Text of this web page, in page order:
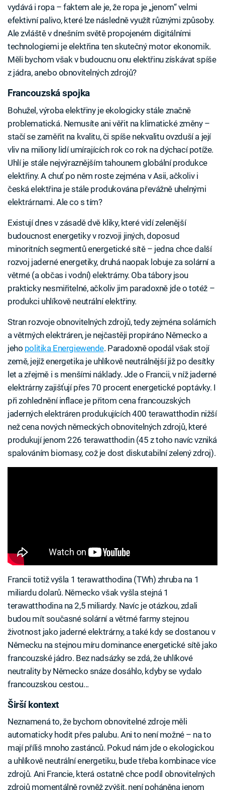
vydává i ropa – faktem ale je, že ropa je „jenom“ velmi
efektivní palivo, které lze následně využít různými způsoby.
Ale zvláště v dnešním světě propojeném digitálními
technologiemi je elektřina ten skutečný motor ekonomik.
Měli bychom však v budoucnu onu elektřinu získávat spíše
z jádra, anebo obnovitelných zdrojů?
Francouzská spojka
Bohužel, výroba elektřiny je ekologicky stále značně
problematická. Nemusíte ani věřit na klimatické změny –
stačí se zaměřit na kvalitu, či spíše nekvalitu ovzduší a její
vliv na miliony lidí umírajících rok co rok na dýchací potíže.
Uhlí je stále nejvýraznějším tahounem globální produkce
elektřiny. A chuť po něm roste zejména v Asii, ačkoliv i
česká elektřina je stále produkována převážně uhelnými
elektrárnami. Ale co s tím?
Existují dnes v zásadě dvě kliky, které vidí zelenější
budoucnost energetiky v rozvoji jiných, doposud
minoritních segmentů energetické sítě – jedna chce další
rozvoj jaderné energetiky, druhá naopak lobuje za solární a
větrné (a občas i vodní) elektrárny. Oba tábory jsou
prakticky nesmiřitelné, ačkoliv jim paradoxně jde o totéž –
produkci uhlíkově neutrální elektřiny.
Stran rozvoje obnovitelných zdrojů, tedy zejména solárních
a větrných elektráren, je nejčastěji propíráno Německo a
jeho politika Energiewende. Paradoxně opodál však stojí
země, jejíž energetika je uhlíkově neutrálnější již po desítky
let a zřejmě i s menšími náklady. Jde o Francii, v níž jaderné
elektrárny zajišťují přes 70 procent energetické poptávky. I
při zohlednění inflace je přitom cena francouzských
jaderných elektráren produkujících 400 terawatthodin nižší
než cena nových německých obnovitelných zdrojů, které
produkují jenom 226 terawatthodin (45 z toho navíc vzniká
spalováním biomasy, což je dost diskutabilní zelený zdroj).
Francii totiž vyšla 1 terawatthodina (TWh) zhruba na 1
miliardu dolarů. Německo však vyšla stejná 1
terawatthodina na 2,5 miliardy. Navíc je otázkou, zdali
budou mít současné solární a větrné farmy stejnou
životnost jako jaderné elektrárny, a také kdy se dostanou v
Německu na stejnou míru dominance energetické sítě jako
francouzské jádro. Bez nadsázky se zdá, že uhlíkové
neutrality by Německo snáze dosáhlo, kdyby se vydalo
francouzskou cestou...
Širší kontext
Neznamená to, že bychom obnovitelné zdroje měli
automaticky hodit přes palubu. Ani to není možné – na to
mají příliš mnoho zastánců. Pokud nám jde o ekologickou
a uhlíkově neutrální energetiku, bude třeba kombinace více
zdrojů. Ani Francie, která ostatně chce podíl obnovitelných
zdrojů momentálně rovněž zvýšit, není poháněna jenom